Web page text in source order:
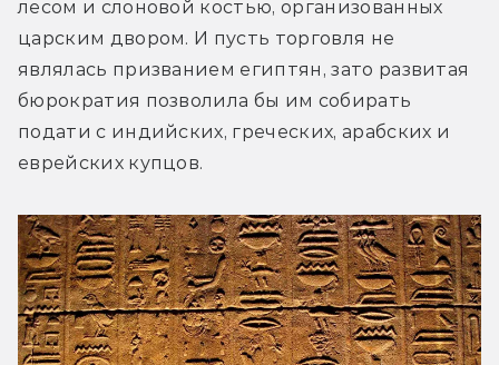
лесом и слоновой костью, организованных
царским двором. И пусть торговля не
являлась призванием египтян, зато развитая
бюрократия позволила бы им собирать
подати с индийских, греческих, арабских и
еврейских купцов.